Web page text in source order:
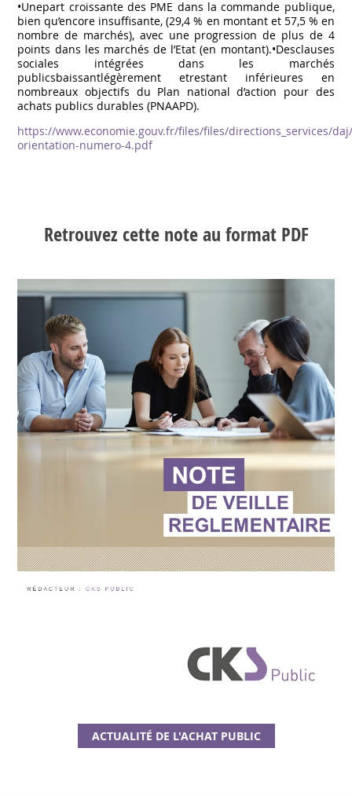
•Unepart croissante des PME dans la commande publique,
bien qu’encore insuffisante, (29,4 % en montant et 57,5 % en
nombre de marchés), avec une progression de plus de 4
points dans les marchés de l’Etat (en montant).•Desclauses
sociales intégrées dans les marchés
publicsbaissantlégèrement etrestant inférieures en
nombreaux objectifs du Plan national d’action pour des
achats publics durables (PNAAPD).
https://www.economie.gouv.fr/files/files/directions_services/
orientation-numero-4.pdf
Retrouvez cette note au format PDF
ACTUALITÉ DE L'ACHAT PUBLIC